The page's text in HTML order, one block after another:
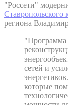
"Россети"
Ставропольского
региона
"Программа
сетей и
которые